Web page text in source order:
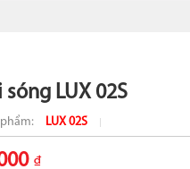
sóng LUX 02S
LUX 02S
₫